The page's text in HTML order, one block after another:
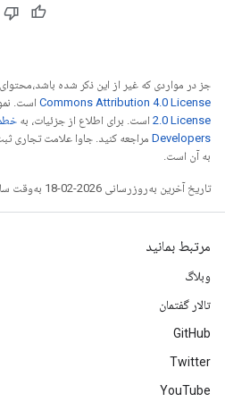
جز در مواردی که غیر از این ذکر شده
Commons Attribution 4.0 License است.
2.0 License است. برای اطلاع از جزئیات، به
Developers‏
به آن است.
تاریخ آخرین به‌روزرسانی 2026-02-18 به‌وقت ساعت هماهنگ جهانی.
مرتبط بمانید
وبلاگ
تالار گفتمان
GitHub
Twitter
YouTube